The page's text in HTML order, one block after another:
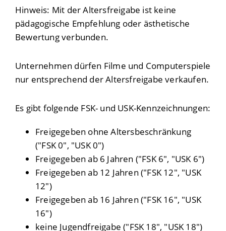
Hinweis: Mit der Altersfreigabe ist keine
pädagogische Empfehlung oder ästhetische
Bewertung verbunden.
Unternehmen dürfen Filme und Computerspiele
nur entsprechend der Altersfreigabe verkaufen.
Es gibt folgende FSK- und USK-Kennzeichnungen:
Freigegeben ohne Altersbeschränkung
("FSK 0", "USK 0")
Freigegeben ab 6 Jahren ("FSK 6", "USK 6")
Freigegeben ab 12 Jahren ("FSK 12", "USK
12")
Freigegeben ab 16 Jahren ("FSK 16", "USK
16")
keine Jugendfreigabe ("FSK 18", "USK 18")